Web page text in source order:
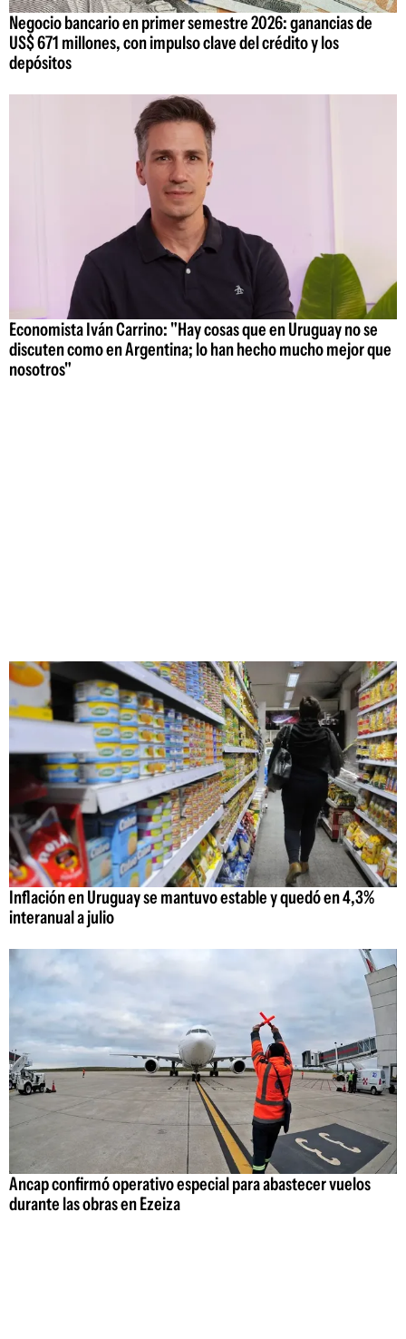
Negocio bancario en primer semestre 2026: ganancias de
US$ 671 millones, con impulso clave del crédito y los
depósitos
Economista Iván Carrino: "Hay cosas que en Uruguay no se
discuten como en Argentina; lo han hecho mucho mejor que
nosotros"
Inflación en Uruguay se mantuvo estable y quedó en 4,3%
interanual a julio
Ancap confirmó operativo especial para abastecer vuelos
durante las obras en Ezeiza